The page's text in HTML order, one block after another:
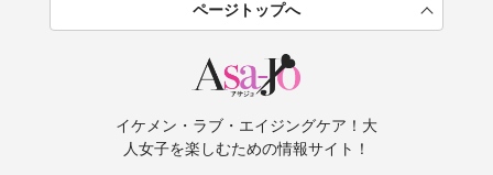
ページトップへ
イケメン・ラブ・エイジングケア！大
人女子を楽しむための情報サイト！